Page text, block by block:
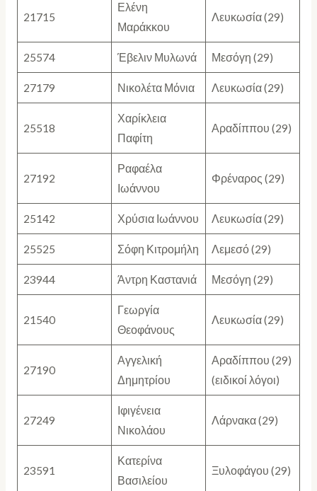
21715
Ελένη
Μαράκκου
Λευκωσία (29)
25574 Έβελιν Μυλωνά Μεσόγη (29)
27179 Νικολέτα Μόνια Λευκωσία (29)
25518
Χαρίκλεια
Παφίτη
Αραδίππου (29)
27192
Ραφαέλα
Ιωάννου
Φρέναρος (29)
25142 Χρύσια Ιωάννου Λευκωσία (29)
25525 Σόφη Κιτρομήλη Λεμεσό (29)
23944 Άντρη Καστανιά Μεσόγη (29)
21540
Γεωργία
Θεοφάνους
Λευκωσία (29)
27190
Αγγελική
Δημητρίου
Αραδίππου (29)
(ειδικοί λόγοι)
27249
Ιφιγένεια
Νικολάου
Λάρνακα (29)
23591
Κατερίνα
Βασιλείου
Ξυλοφάγου (29)